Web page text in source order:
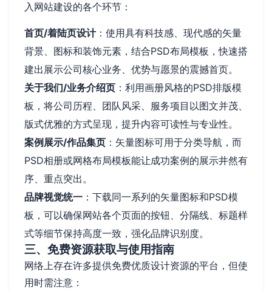
入网站建设的各个环节：
首页/着陆页设计：使用具有科技感、现代感的矢量
背景、图标和装饰元素，结合PSD布局模板，快速搭
建出展示公司核心业务、优势与愿景的震撼首页。
关于我们/业务介绍页 ：利用画册风格的PSD排版模
板，将公司历程、团队风采、服务项目以图文并茂、
版式优雅的方式呈现，提升内容可读性与专业性。
案例展示/作品集页 ：矢量图标可用于分类导航，而
PSD相册或网格布局模板能让成功案例的展示井然有
序、重点突出。
品牌视觉统一 ：下载同一系列的矢量图标和PSD模
板，可以确保网站各个页面的按钮、分隔线、标题样
式等细节保持高度一致，强化品牌识别度。
三、免费资源获取与使用指南
网络上存在许多提供免费优质设计资源的平台，但使
用时需注意：